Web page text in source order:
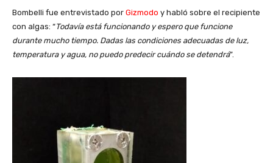
Bombelli fue entrevistado por Gizmodo y habló sobre el recipiente
con algas: “Todavía está funcionando y espero que funcione
durante mucho tiempo. Dadas las condiciones adecuadas de luz,
temperatura y agua, no puedo predecir cuándo se detendrá”.